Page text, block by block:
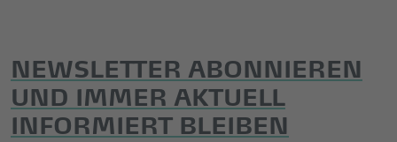
NEWSLETTER ABONNIEREN
UND IMMER AKTUELL
INFORMIERT BLEIBEN